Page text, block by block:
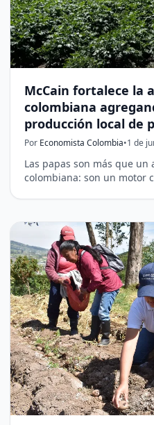
McCain fortalece la
colombiana
producción local de
Por Economista Colombia•1 de
Las papas son más que
colombiana: son un motor